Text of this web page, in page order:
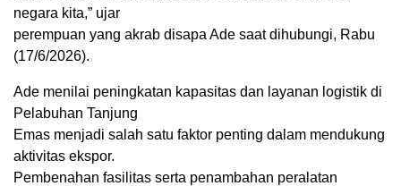
negara kita,” ujar
perempuan yang akrab disapa Ade saat dihubungi, Rabu
(17/6/2026).
Ade menilai peningkatan kapasitas dan layanan logistik di
Pelabuhan Tanjung
Emas menjadi salah satu faktor penting dalam mendukung
aktivitas ekspor.
Pembenahan fasilitas serta penambahan peralatan